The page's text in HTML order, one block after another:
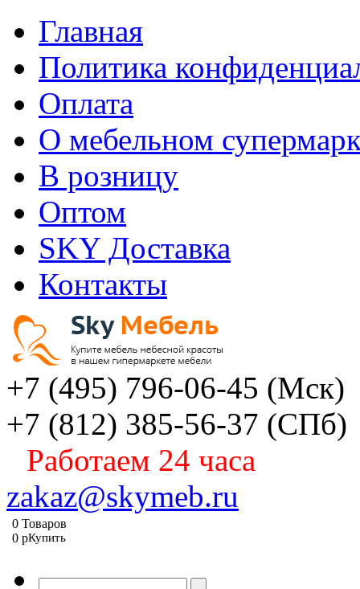
Главная
Политика
Оплата
О мебельном
В розницу
Оптом
SKY Доставка
Контакты
+7 (495) 796-06-45 (Мск)
+7 (812) 385-56-37 (СПб)
Работаем 24 часа
zakaz@skymeb.ru
0 Товаров
0 pКупить